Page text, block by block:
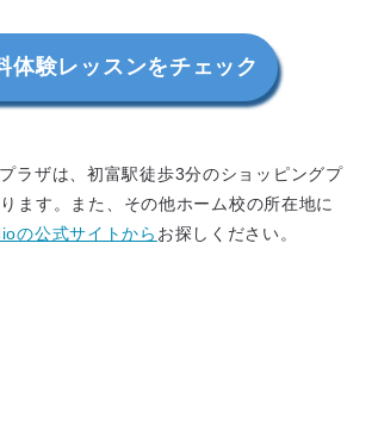
体験レッスンをチェック
ラザは、初富駅徒歩3分のショッピングプ
ます。また、その他ホーム校の所在地に
の公式サイトから お探しください。